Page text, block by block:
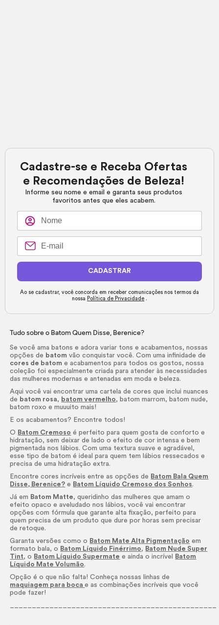
Cadastre-se e Receba Ofertas
e Recomendações de Beleza!
Informe seu nome e email e garanta seus produtos
favoritos antes que eles acabem.
CADASTRAR
Ao se cadastrar, você concorda em receber comunicações nos termos da
nossa Política de Privacidade .
Tudo sobre o Batom Quem Disse, Berenice?
Se você ama batons e adora variar tons e acabamentos, nossas
opções de batom vão conquistar você. Com uma infinidade de
cores de batom e acabamentos para todos os gostos, nossa
coleção foi especialmente criada para atender às necessidades
das mulheres modernas e antenadas em moda e beleza.
Aqui você vai encontrar uma cartela de cores que inclui nuances
de batom rosa, batom vermelho, batom marrom, batom nude,
batom roxo e muuuito mais!
E os acabamentos? Encontre todos!
O Batom Cremoso é perfeito para quem gosta de conforto e
hidratação, sem deixar de lado o efeito de cor intensa e bem
pigmentada nos lábios. Com uma textura suave e agradável,
esse tipo de batom é ideal para quem tem lábios ressecados e
precisa de uma hidratação extra.
Encontre cores incríveis entre as opções de Batom Bala Quem
Disse, Berenice? e Batom Líquido Cremoso dos Sonhos.
Já em Batom Matte, queridinho das mulheres que amam o
efeito opaco e aveludado nos lábios, você vai encontrar
opções com fórmula que garante alta fixação, perfeito para
quem precisa de um produto que dure por horas sem precisar
de retoque.
Garanta versões como o Batom Mate Alta Pigmentação em
formato bala, o Batom Líquido Finérrimo, Batom Nude Super
Tint, o Batom Líquido Supermate e ainda o incrível
Batom
Líquido Mate Volumão.
Opção é o que não falta! Conheça nossas linhas de
maquiagem para bocae as combinações incríveis que você
pode fazer!